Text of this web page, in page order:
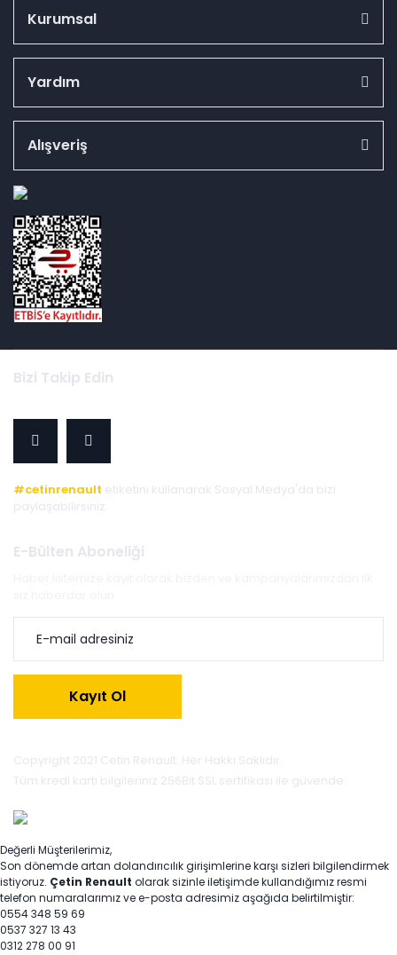
Kurumsal
Yardım
Alışveriş
Bizi Takip Edin
#cetinrenault etiketini kullanarak Sosyal Medya'da bizi
paylaşabilirsiniz.
E-Bülten Aboneliği
Kayıt Ol
Copyright 2021 Cetin Renault. Her Hakkı Saklıdır.
Tüm kredi kartı bilgileriniz 256Bit SSL sertifikası ile güvende.
Değerli Müşterilerimiz,
Son dönemde artan dolandırıcılık girişimlerine karşı sizleri bilgilendirmek
istiyoruz. Çetin Renault olarak sizinle iletişimde kullandığımız resmi
telefon numaralarımız ve e-posta adresimiz aşağıda belirtilmiştir:
0554 348 59 69
0537 327 13 43
0312 278 00 91